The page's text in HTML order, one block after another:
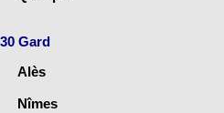
30 Gard
Alès
Nîmes